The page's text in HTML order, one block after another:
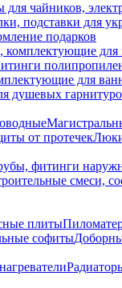
для чайников,
подставки для
подарков
комплектующие для
для
душевых
от протечек
фитинги
смеси,
плиты
софиты